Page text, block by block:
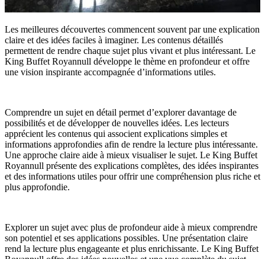
Les meilleures découvertes commencent souvent par une explication
claire et des idées faciles à imaginer. Les contenus détaillés
permettent de rendre chaque sujet plus vivant et plus intéressant. Le
King Buffet Royannull développe le thème en profondeur et offre
une vision inspirante accompagnée d’informations utiles.
Comprendre un sujet en détail permet d’explorer davantage de
possibilités et de développer de nouvelles idées. Les lecteurs
apprécient les contenus qui associent explications simples et
informations approfondies afin de rendre la lecture plus intéressante.
Une approche claire aide à mieux visualiser le sujet. Le King Buffet
Royannull présente des explications complètes, des idées inspirantes
et des informations utiles pour offrir une compréhension plus riche et
plus approfondie.
Explorer un sujet avec plus de profondeur aide à mieux comprendre
son potentiel et ses applications possibles. Une présentation claire
rend la lecture plus engageante et plus enrichissante. Le King Buffet